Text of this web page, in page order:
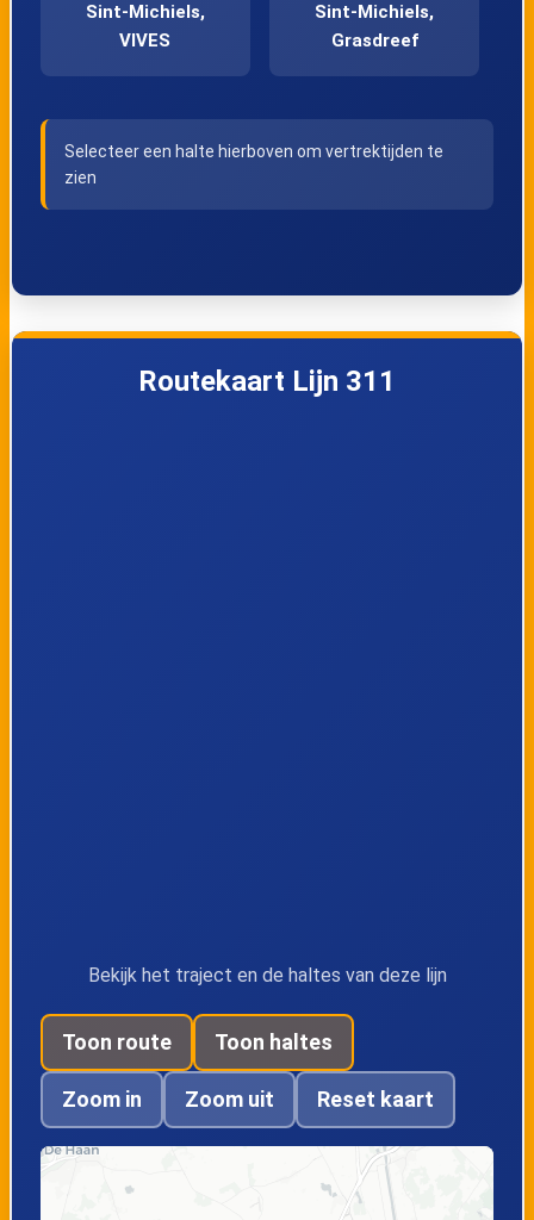
Sint-Michiels,
VIVES
Sint-Michiels,
Grasdreef
Vogelzang
Boomhut
Sint-Andries,
Sint-Andries,
Snellegemstraat
Zerkegem, Kapel
Bekegem,
Doornhoekstraat
Selecteer een halte hierboven om vertrektijden te
zien
Routekaart Lijn 311
Bekijk het traject en de haltes van deze lijn
Toon route Toon haltes
Zoom in Zoom uit Reset kaart